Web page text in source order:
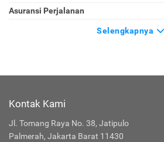
Asuransi Perjalanan
Selengkapnya
Kontak Kami
Jl. Tomang Raya No. 38, Jatipulo
Palmerah, Jakarta Barat 11430